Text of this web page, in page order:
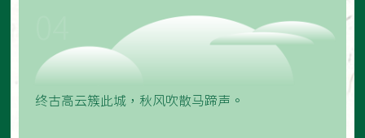
终古高云簇此城，秋风吹散马蹄声。